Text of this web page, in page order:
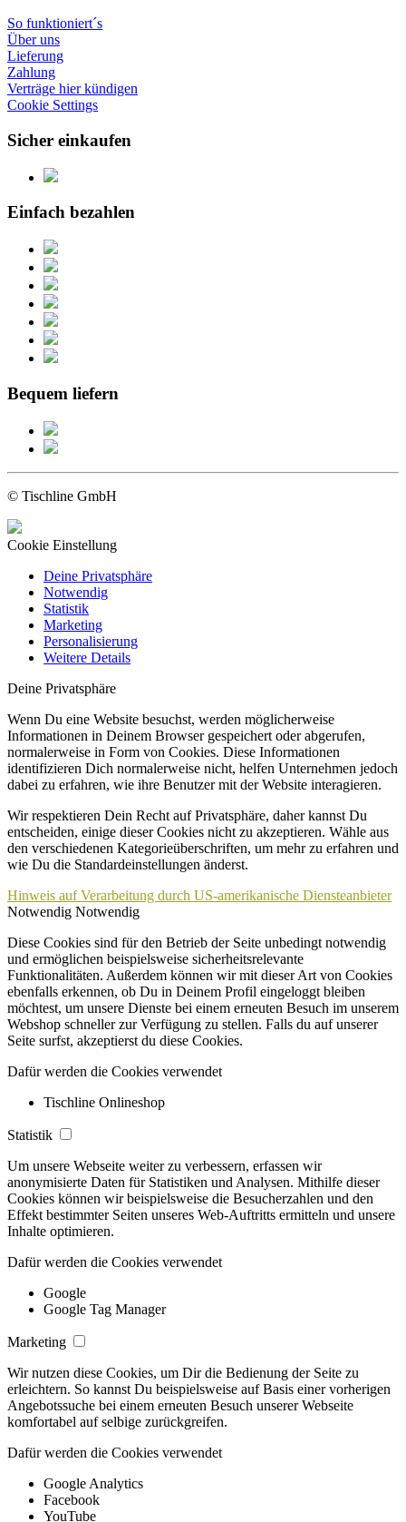
So funktioniert´s
Über uns
Lieferung
Zahlung
Verträge hier kündigen
Cookie Settings
Sicher einkaufen
Einfach bezahlen
Bequem liefern
© Tischline GmbH
Cookie Einstellung
Deine Privatsphäre
Notwendig
Statistik
Marketing
Personalisierung
Weitere Details
Deine Privatsphäre
Wenn Du eine Website besuchst, werden möglicherweise
Informationen in Deinem Browser gespeichert oder abgerufen,
normalerweise in Form von Cookies. Diese Informationen
identifizieren Dich normalerweise nicht, helfen Unternehmen jedoch
dabei zu erfahren, wie ihre Benutzer mit der Website interagieren.
Wir respektieren Dein Recht auf Privatsphäre, daher kannst Du
entscheiden, einige dieser Cookies nicht zu akzeptieren. Wähle aus
den verschiedenen Kategorieüberschriften, um mehr zu erfahren und
wie Du die Standardeinstellungen änderst.
Hinweis auf Verarbeitung durch US-amerikanische Diensteanbieter
Notwendig Notwendig
Diese Cookies sind für den Betrieb der Seite unbedingt notwendig
und ermöglichen beispielsweise sicherheitsrelevante
Funktionalitäten. Außerdem können wir mit dieser Art von Cookies
ebenfalls erkennen, ob Du in Deinem Profil eingeloggt bleiben
möchtest, um unsere Dienste bei einem erneuten Besuch im unserem
Webshop schneller zur Verfügung zu stellen. Falls du auf unserer
Seite surfst, akzeptierst du diese Cookies.
Dafür werden die Cookies verwendet
Tischline Onlineshop
Statistik
Um unsere Webseite weiter zu verbessern, erfassen wir
anonymisierte Daten für Statistiken und Analysen. Mithilfe dieser
Cookies können wir beispielsweise die Besucherzahlen und den
Effekt bestimmter Seiten unseres Web-Auftritts ermitteln und unsere
Inhalte optimieren.
Dafür werden die Cookies verwendet
Google
Google Tag Manager
Marketing
Wir nutzen diese Cookies, um Dir die Bedienung der Seite zu
erleichtern. So kannst Du beispielsweise auf Basis einer vorherigen
Angebotssuche bei einem erneuten Besuch unserer Webseite
komfortabel auf selbige zurückgreifen.
Dafür werden die Cookies verwendet
Google Analytics
Facebook
YouTube